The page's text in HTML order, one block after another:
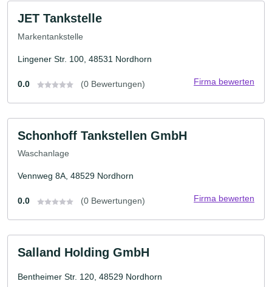
JET Tankstelle
Markentankstelle
Lingener Str. 100, 48531 Nordhorn
0.0 (0 Bewertungen) Firma bewerten
Schonhoff Tankstellen GmbH
Waschanlage
Vennweg 8A, 48529 Nordhorn
0.0 (0 Bewertungen) Firma bewerten
Salland Holding GmbH
Bentheimer Str. 120, 48529 Nordhorn